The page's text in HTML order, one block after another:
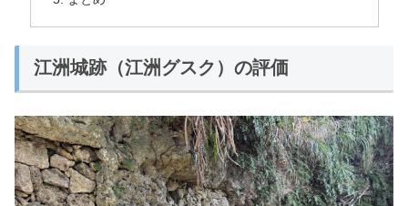
江洲城跡（江洲グスク）の評価